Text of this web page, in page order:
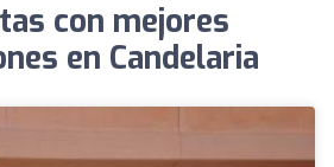
con mejores
en Candelaria